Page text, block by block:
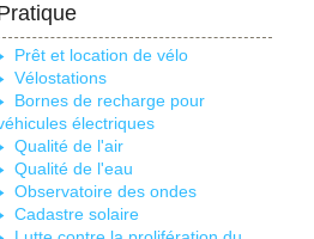
Prêt et location de vélo
Vélostations
Bornes de recharge pour
électriques
Qualité de l'air
Qualité de l'eau
Observatoire des ondes
Cadastre solaire